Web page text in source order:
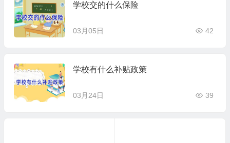
学校交的什么保险
03月05日 42
学校有什么补贴政策
03月24日 39